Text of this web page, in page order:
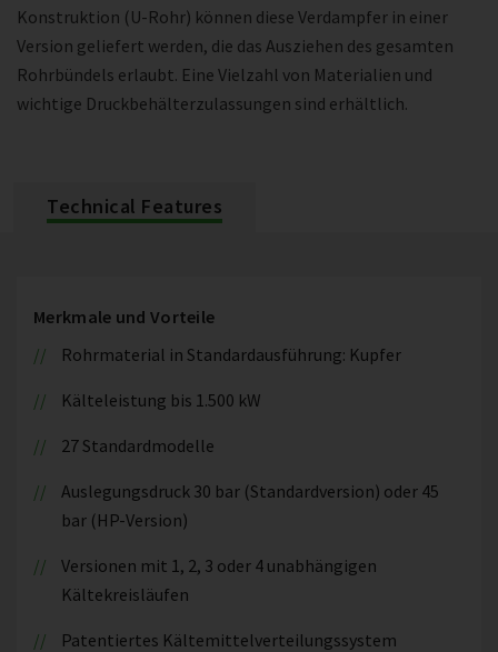
Konstruktion (U-Rohr) können diese Verdampfer in einer
Version geliefert werden, die das Ausziehen des gesamten
Rohrbündels erlaubt. Eine Vielzahl von Materialien und
wichtige Druckbehälterzulassungen sind erhältlich.
Technical Features
Merkmale und Vorteile
Rohrmaterial in Standardausführung: Kupfer
Kälteleistung bis 1.500 kW
27 Standardmodelle
Auslegungsdruck 30 bar (Standardversion) oder 45
bar (HP-Version)
Versionen mit 1, 2, 3 oder 4 unabhängigen
Kältekreisläufen
Patentiertes Kältemittelverteilungssystem